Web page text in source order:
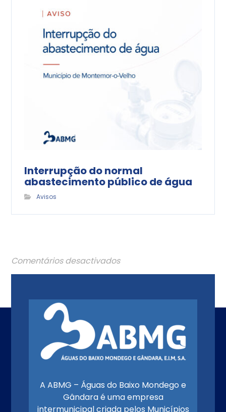
Interrupção do normal
abastecimento público de água
Avisos
Comentários desactivados
A ABMG – Águas do Baixo Mondego e
Gândara é uma empresa
intermunicipal criada pelos Municípios